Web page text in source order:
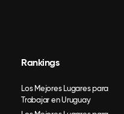
Rankings
Los Mejores Lugares para
Trabajar en Uruguay